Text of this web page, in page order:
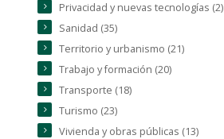
Privacidad y nuevas tecnologías (2)
Sanidad (35)
Territorio y urbanismo (21)
Trabajo y formación (20)
Transporte (18)
Turismo (23)
Vivienda y obras públicas (13)